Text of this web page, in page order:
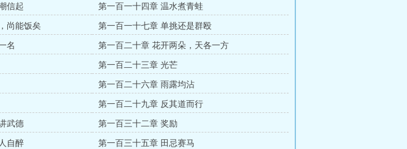
信起 第一百一十四章 温水煮青蛙
尚能饭矣 第一百一十七章 单挑还是群殴
名 第一百二十章 花开两朵，天各一方
第一百二十三章 光芒
第一百二十六章 雨露均沾
第一百二十九章 反其道而行
武德 第一百三十二章 奖励
自醉 第一百三十五章 田忌赛马